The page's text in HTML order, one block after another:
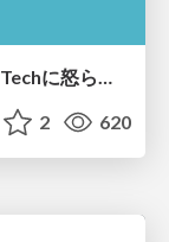
2 620